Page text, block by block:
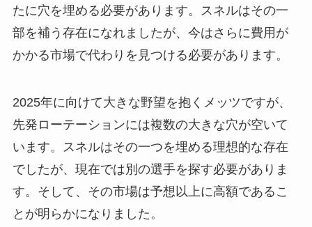
たに穴を埋める必要があります。スネルはその一
部を補う存在になれましたが、今はさらに費用が
かかる市場で代わりを見つける必要があります。
2025年に向けて大きな野望を抱くメッツですが、
先発ローテーションには複数の大きな穴が空いて
います。スネルはその一つを埋める理想的な存在
でしたが、現在では別の選手を探す必要がありま
す。そして、その市場は予想以上に高額であるこ
とが明らかになりました。